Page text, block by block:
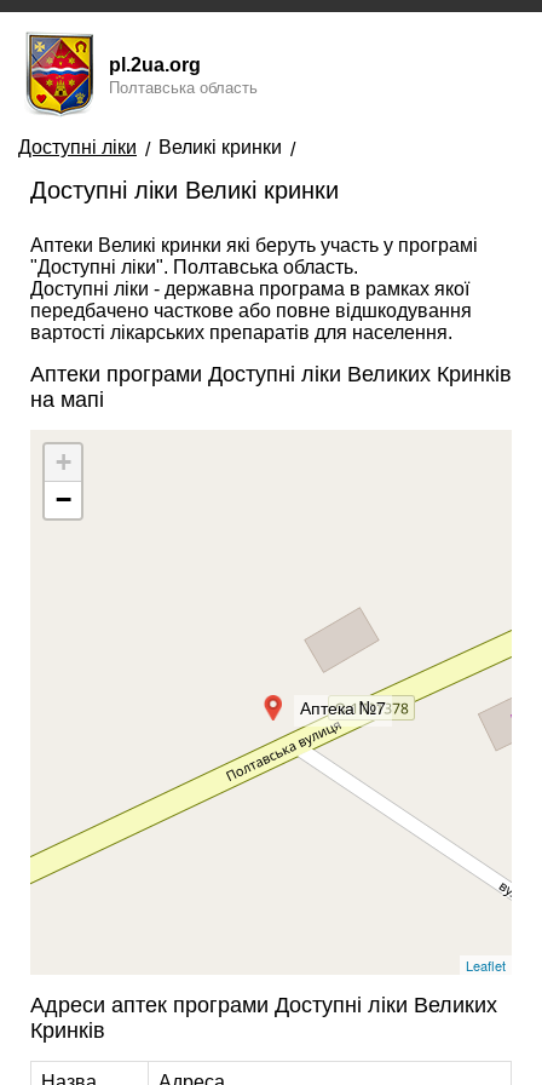
pl.2ua.org
Полтавська область
Доступні ліки Великі кринки
Доступні ліки Великі кринки
Аптеки Великі кринки які беруть участь у програмі
"Доступні ліки". Полтавська область.
Доступні ліки - державна програма в рамках якої
передбачено часткове або повне відшкодування
вартості лікарських препаратів для населення.
Аптеки програми Доступні ліки Великих Кринків
на мапі
Аптека №7
+
−
Leaflet
Адреси аптек програми Доступні ліки Великих
Кринків